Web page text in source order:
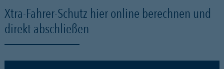
Xtra-Fahrer-Schutz hier online berechnen und
direkt abschließen